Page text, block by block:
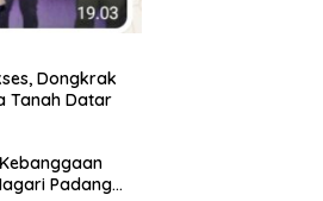
Dongkrak
Tanah Datar
Padang